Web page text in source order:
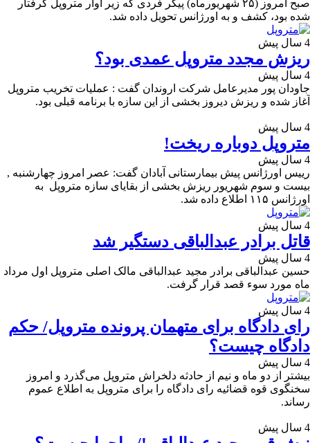
صبح امروز (۲۵ شهریورماه) پیکر فردی که زیر آوار متروپل گرفتار
شده بود، کشف و به اورژانس تحویل داده شد.
4 سال پیش
ریزش مجدد متروپل عمدی بود؟
4 سال پیش
جاودان پور مدیرعامل شرکت اروندان گفت : عملیات تخریب متروپل
آغاز شده و ریزش دیروز بخشی از این سازه با برنامه قبلی بود.
4 سال پیش
متروپل دوباره ریخت!
4 سال پیش
رییس اورژانس پیش بیمارستانی آبادان گفت: عصر امروز چهارشنبه ,
بیست و سوم شهریور ریزش بخشی از بقایای سازه متروپل به
اورژانس ۱۱۵ اطلاع داده شد.
4 سال پیش
قاتل برادر عبدالباقی دستگیر شد
4 سال پیش
حسین عبدالباقی برادر مجید عبدالباقی مالک اصلی متروپل اول مرداد
ماه مورد سوء قصد قرار گرفت.
4 سال پیش
رای دادگاه برای متهمان پرونده متروپل/ حکم
دادگاه چیست؟
4 سال پیش
بیشتر از دو ماه و نیم از حادثه دلخراش متروپل می‌گذرد و امروز
سخنگوی قوه قضائیه رای دادگاه را برای متروپل به اطلاع عموم
رساند.
4 سال پیش